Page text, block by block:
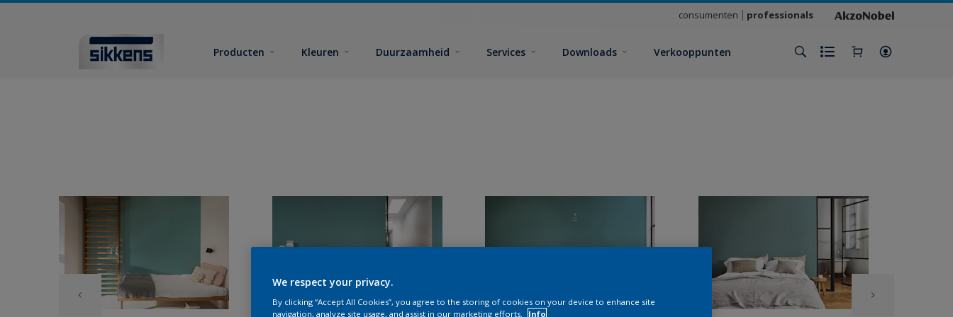
consumenten professionals
Producten Kleuren Duurzaamheid Services Downloads Verkooppunten
We respect your privacy.
By clicking “Accept All Cookies”, you agree to the storing of cookies on your device to enhance site
navigation, analyze site usage, and assist in our marketing efforts.
Info